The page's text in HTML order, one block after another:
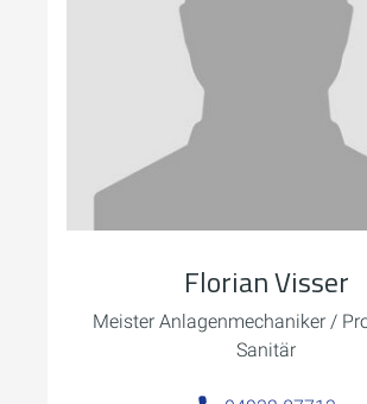
Florian Visser
Meister Anlagenmechaniker /
Sanitär